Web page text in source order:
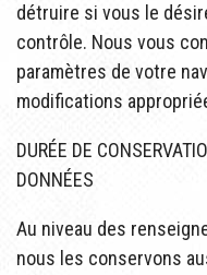
détruire si vous le
contrôle. Nous vous
paramètres de votre
modifications
DURÉE DE
DONNÉES
Au niveau des
nous les conservons